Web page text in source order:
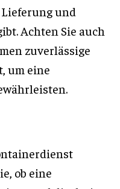
und
Achten Sie auch
zuverlässige
um eine
ob eine